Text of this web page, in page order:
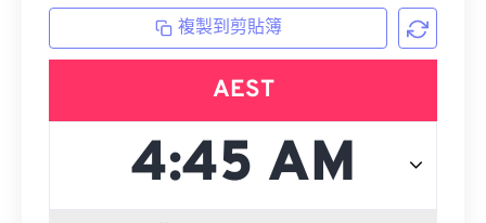
複製到剪貼簿
AEST